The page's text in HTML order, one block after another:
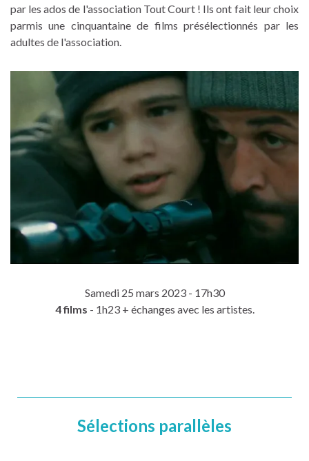
par les ados de l'association Tout Court ! Ils ont fait leur choix
parmis une cinquantaine de films présélectionnés par les
adultes de l'association.
Samedi 25 mars 2023 - 17h30
4 films - 1h23 + échanges avec les artistes.
Sélections parallèles